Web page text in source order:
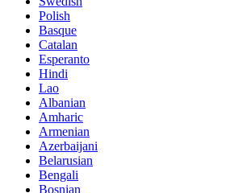
Polish
Basque
Catalan
Esperanto
Hindi
Lao
Albanian
Amharic
Armenian
Azerbaijani
Belarusian
Bengali
Bosnian